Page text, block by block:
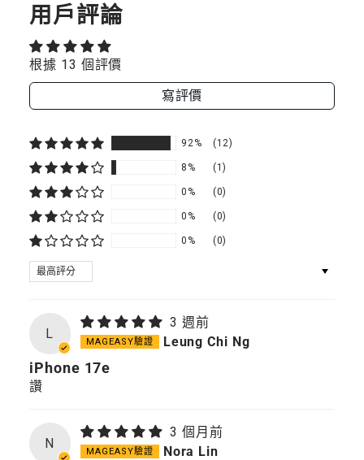
動
電
源
5000MAH
動
電
源
5000MAH
5000mAh
用戶評論
根據 13 個評價
寫評價
92% (12)
8% (1)
0% (0)
0% (0)
0% (0)
SORT BY
L
3 週前
Leung Chi Ng
iPhone 17e
讚
N
3 個月前
Nora Lin